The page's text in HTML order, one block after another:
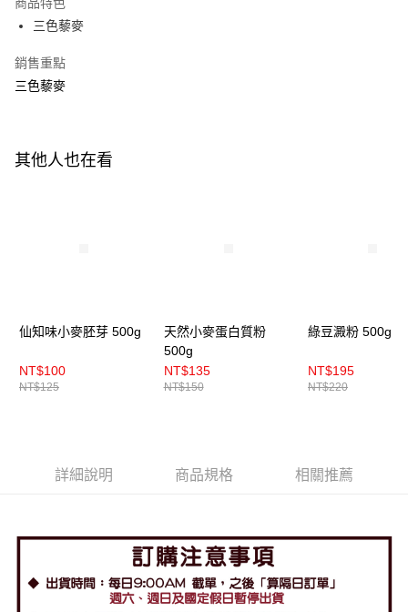
悠遊付
Google Pay
全盈+PAY
運送方式
免運費
三色藜麥
銷售重點
三色藜麥
其他人也在看
仙知味小麥胚芽 500g
NT$100
NT$125
天然小麥蛋白質粉
500g
NT$135
NT$150
綠豆澱粉 500g
NT$195
NT$220
詳細說明 商品規格 相關推薦